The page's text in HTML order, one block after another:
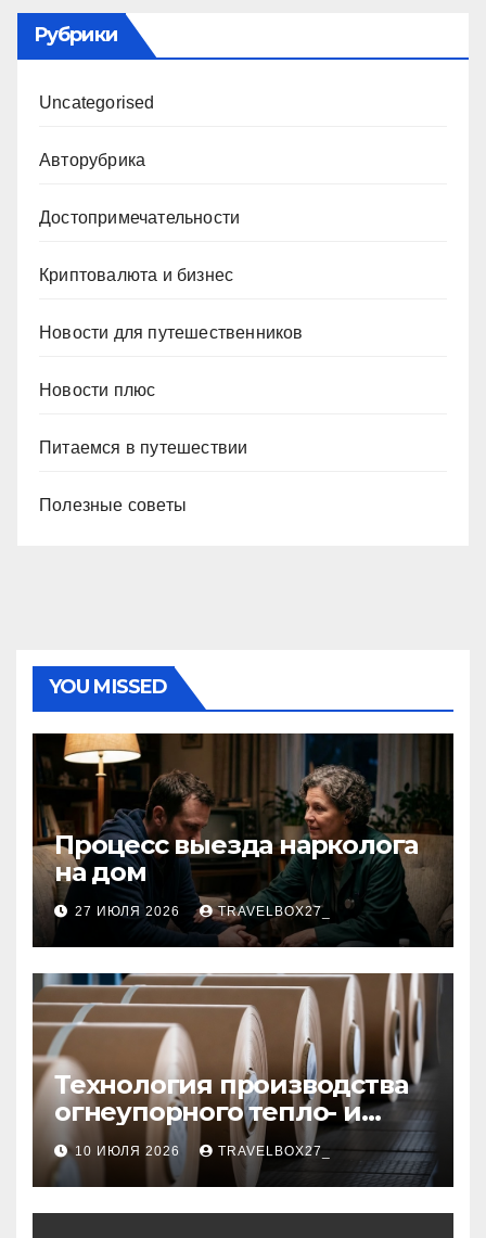
Рубрики
Uncategorised
Авторубрика
Достопримечательности
Криптовалюта и бизнес
Новости для путешественников
Новости плюс
Питаемся в путешествии
Полезные советы
YOU MISSED
Процесс выезда нарколога
на дом
27 ИЮЛЯ 2026 TRAVELBOX27_
Технология производства
огнеупорного тепло- и
звукоизоляционного
картона из
муллитокремнеземистого
волокна
10 ИЮЛЯ 2026 TRAVELBOX27_